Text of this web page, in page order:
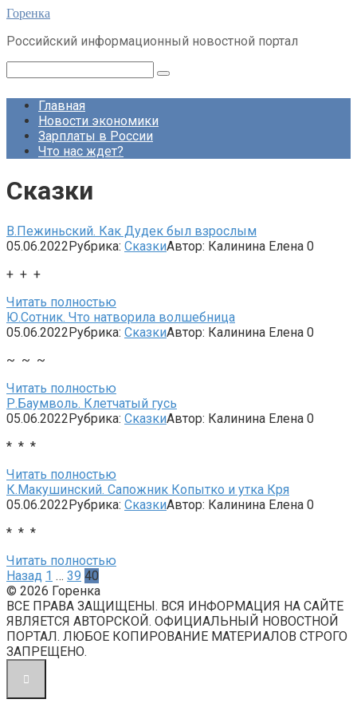
Перейти
контенту
Горенка
Российский информационный новостной портал
Главная
Новости экономики
Зарплаты в России
Что нас ждет?
Сказки
В.Пежиньский. Как Дудек был взрослым
05.06.2022Рубрика: СказкиАвтор: Калинина Елена 0
+ + +
Читать полностью
Ю.Сотник. Что натворила волшебница
05.06.2022Рубрика: СказкиАвтор: Калинина Елена 0
~ ~ ~
Читать полностью
Р.Баумволь. Клетчатый гусь
05.06.2022Рубрика: СказкиАвтор: Калинина Елена 0
* * *
Читать полностью
К.Макушинский. Сапожник Копытко и утка Кря
05.06.2022Рубрика: СказкиАвтор: Калинина Елена 0
* * *
Читать полностью
Пагинация
записей
Назад 1 … 39 40
© 2026 Горенка
ВСЕ ПРАВА ЗАЩИЩЕНЫ. ВСЯ ИНФОРМАЦИЯ НА САЙТЕ
ЯВЛЯЕТСЯ АВТОРСКОЙ. ОФИЦИАЛЬНЫЙ НОВОСТНОЙ
ПОРТАЛ. ЛЮБОЕ КОПИРОВАНИЕ МАТЕРИАЛОВ СТРОГО
ЗАПРЕЩЕНО.